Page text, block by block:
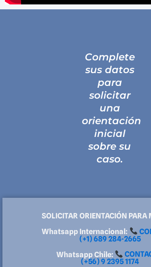
Complete
sus datos
para
solicitar
una
orientación
inicial
sobre su
caso.
SOLICITAR ORIENTACIÓN PARA
Whatsapp Internacional:
(+1) 689 284-2665
Whatsapp Chile:
(+56) 9 2395 1174